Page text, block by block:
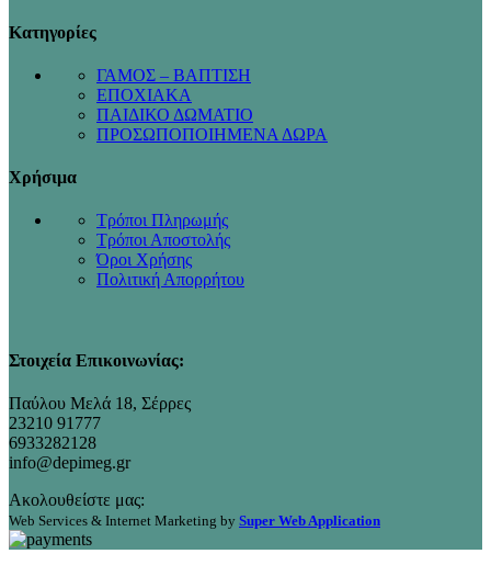
Κατηγορίες
ΓΑΜΟΣ – ΒΑΠΤΙΣΗ
ΕΠΟΧΙΑΚΑ
ΠΑΙΔΙΚΟ ΔΩΜΑΤΙΟ
ΠΡΟΣΩΠΟΠΟΙΗΜΕΝΑ ΔΩΡΑ
Χρήσιμα
Τρόποι Πληρωμής
Τρόποι Αποστολής
Όροι Χρήσης
Πολιτική Απορρήτου
Στοιχεία Επικοινωνίας:
Παύλου Μελά 18, Σέρρες
23210 91777
6933282128
info@depimeg.gr
Ακολουθείστε μας:
Web Services & Internet Marketing by Super Web Application